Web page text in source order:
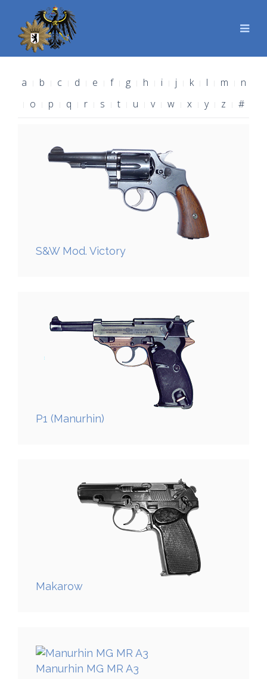
a b c d e f g h i j k l m
n
o
p q r s t u v w x y z #
S&W Mod. Victory
P1 (Manurhin)
Makarow
Manurhin MG MR A3